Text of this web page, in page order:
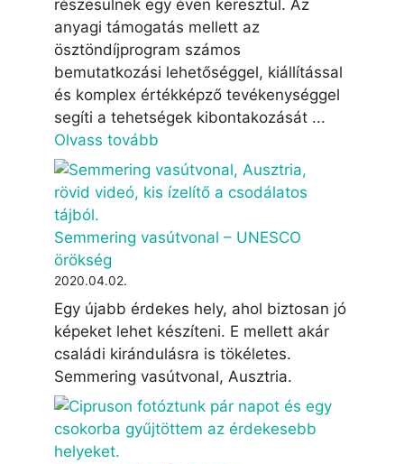
részesülnek egy éven keresztül. Az
anyagi támogatás mellett az
ösztöndíjprogram számos
bemutatkozási lehetőséggel, kiállítással
és komplex értékképző tevékenységgel
segíti a tehetségek kibontakozását ...
Olvass tovább
Semmering vasútvonal – UNESCO
örökség
2020.04.02.
Egy újabb érdekes hely, ahol biztosan jó
képeket lehet készíteni. E mellett akár
családi kirándulásra is tökéletes.
Semmering vasútvonal, Ausztria.